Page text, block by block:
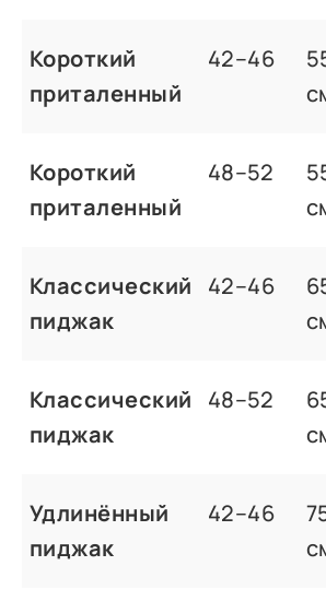
Короткий
приталенный
42–46
Короткий
приталенный
48–52
Классический
пиджак
42–46
Классический
пиджак
48–52
Удлинённый
пиджак
42–46